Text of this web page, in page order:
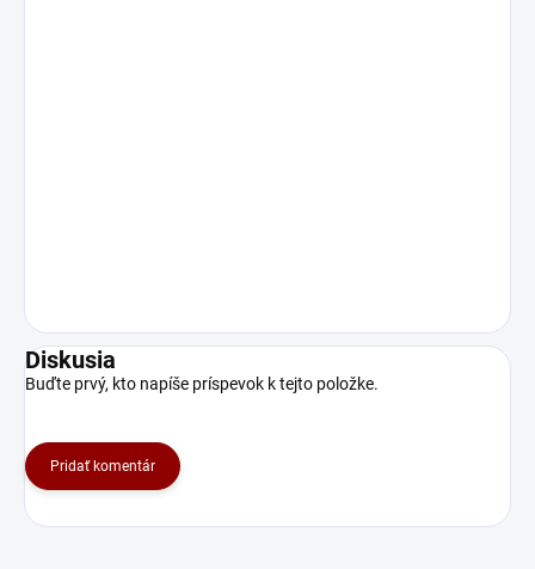
Diskusia
Buďte prvý, kto napíše príspevok k tejto položke.
Pridať komentár